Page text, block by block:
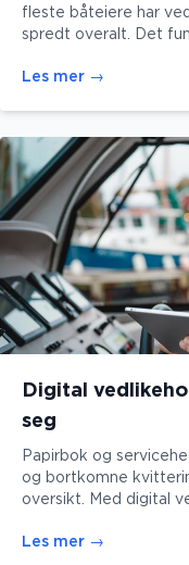
fleste båteiere har
spredt overalt. Det
som er gjort. Kveile
Les mer →
Digital
seg
Papirbok og
og bortkomne
oversikt. Med digital
Les mer →